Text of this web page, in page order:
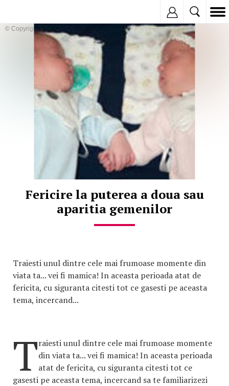
© Copyright:
Fericire la puterea a doua sau
aparitia gemenilor
Traiesti unul dintre cele mai frumoase momente din
viata ta... vei fi mamica! In aceasta perioada atat de
fericita, cu siguranta citesti tot ce gasesti pe aceasta
tema, incercand...
Traiesti unul dintre cele mai frumoase momente
din viata ta... vei fi mamica! In aceasta perioada
atat de fericita, cu siguranta citesti tot ce
gasesti pe aceasta tema, incercand sa te familiarizezi